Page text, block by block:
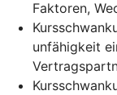
Faktoren,
unfähigkeit